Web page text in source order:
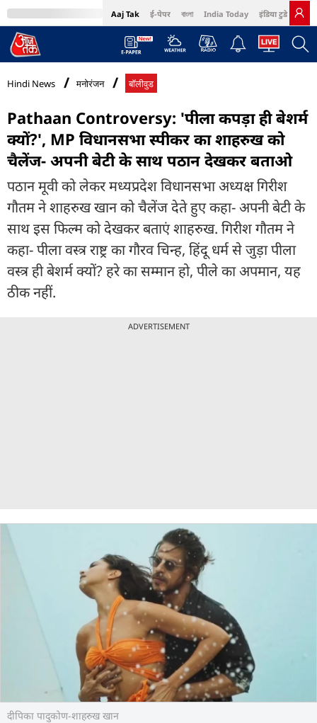
Aaj Tak ई-पेपर বাংলা India Today इंडिया टुडे हिंदी
MumbaiTak Cosmopolitan Harper's Bazaar Northeast
Hindi News मनोरंजन बॉलीवुड
Pathaan Controversy: 'पीला कपड़ा ही बेशर्म
क्यों?', MP विधानसभा स्पीकर का शाहरुख को
चैलेंज- अपनी बेटी के साथ पठान देखकर बताओ
पठान मूवी को लेकर मध्यप्रदेश विधानसभा अध्यक्ष गिरीश
गौतम ने शाहरुख खान को चैलेंज देते हुए कहा- अपनी बेटी के
साथ इस फिल्म को देखकर बताएं शाहरुख. गिरीश गौतम ने
कहा- पीला वस्त्र राष्ट्र का गौरव चिन्ह, हिंदू धर्म से जुड़ा पीला
वस्त्र ही बेशर्म क्यों? हरे का सम्मान हो, पीले का अपमान, यह
ठीक नहीं.
ADVERTISEMENT
दीपिका पादुकोण-शाहरुख खान